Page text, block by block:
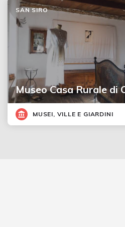
Museo Casa Rurale di
SAN SIRO
MUSEI, VILLE E GIARDINI